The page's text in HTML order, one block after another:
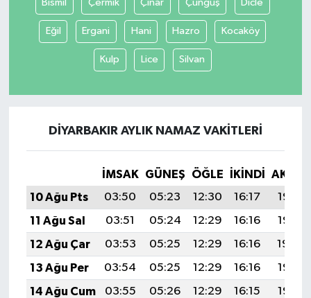
Bismil Çermik Çınar Çüngüş Dicle
Eğil Ergani Hani Hazro Kocaköy
Kulp Lice Silvan
DIYARBAKIR AYLIK NAMAZ VAKITLERI
İMSAK GÜNEŞ ÖĞLE İKINDI
10 Ağu Pts
03:50 05:23 12:30 16:17
19:26
11 Ağu Sal
03:51 05:24 12:29 16:16
19:25
12 Ağu Çar
03:53 05:25 12:29 16:16
19:24
13 Ağu Per
03:54 05:25 12:29 16:16
19:23
14 Ağu Cum
03:55 05:26 12:29 16:15
19:22